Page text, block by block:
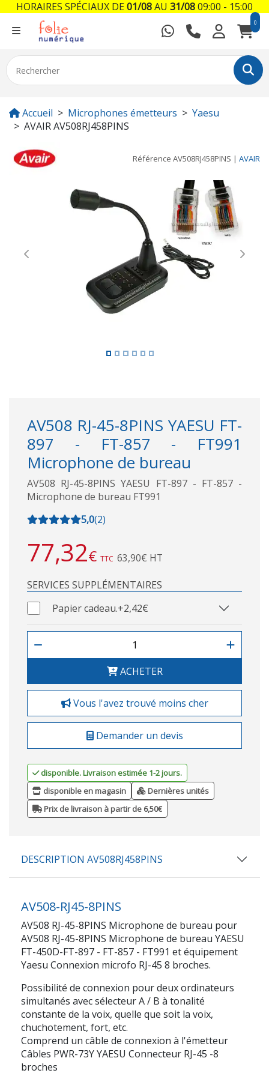
0
Accueil Microphones émetteurs
Yaesu
AVAIR AV508RJ458PINS
Référence AV508RJ458PINS | AVAIR
Previous Next
AV508 RJ-45-8PINS YAESU FT-
897 - FT-857 - FT991
Microphone de bureau
AV508 RJ-45-8PINS YAESU FT-897 - FT-857 -
Microphone de bureau FT991
5,0(2)
77,32€ TTC 63,90€ HT
SERVICES SUPPLÉMENTAIRES
Papier cadeau.+2,42€
ACHETER
Vous l'avez trouvé moins cher
Demander un devis
disponible. Livraison estimée 1-2 jours.
disponible en magasin
Dernières unités
Prix de livraison à partir de 6,50€
DESCRIPTION AV508RJ458PINS
AV508-RJ45-8PINS
AV508 RJ-45-8PINS Microphone de bureau pour
AV508 RJ-45-8PINS Microphone de bureau YAESU
FT-450D-FT-897 - FT-857 - FT991 et équipement
Yaesu Connexion microfo RJ-45 8 broches.
Possibilité de connexion pour deux ordinateurs
simultanés avec sélecteur A / B à tonalité
constante de la voix, quelle que soit la voix,
chuchotement, fort, etc.
Comprend un câble de connexion à l'émetteur
Câbles PWR-73Y YAESU Connecteur RJ-45 -8
broches
HORAIRES SPÉCIAUX DE01/08AU 31/0809:00 - 15:00